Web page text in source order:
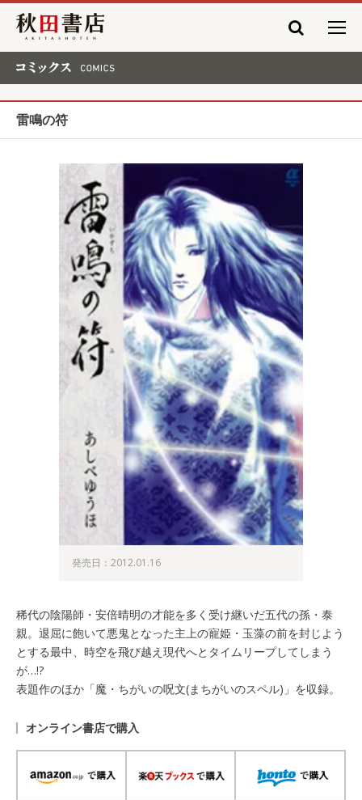
秋田書店
雷鳴の符
発売日：2012.01.16
稀代の陰陽師・安倍晴明の才能を多く受け継いだ五代の孫・泰
親。退屈に飽いて悪鬼となった主上の寵姫・玉藻の前を封じよう
とする最中、時空を飛び越え現代へとタイムリープしてしまう
が…!?
表題作のほか「魔・ちがいの呪文(まちがいのスペル)」を収録。
オンライン書店で購入